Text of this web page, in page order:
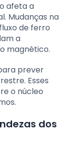
afeta a
Mudanças na
de ferro
a
magnético.
prever
Esses
o núcleo
dos